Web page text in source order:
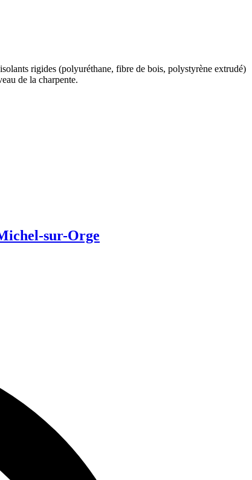
rigides (polyuréthane, fibre de bois, polystyrène extrudé)
de la charpente.
sur-Orge